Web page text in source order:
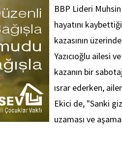
BBP Lideri Muhsin
hayatını
kazasının
Yazıcıoğlu ailesi
kazanın bir
ısrar ederken,
Ekici de, "Sanki
uzaması ve